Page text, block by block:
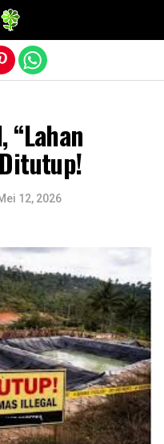
“Lahan
12, 2026